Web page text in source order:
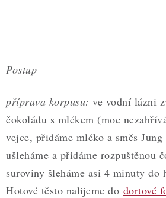
Postup
příprava korpusu: ve vodní lázni
čokoládu s mlékem (moc
vejce, přidáme mléko a směs
ušleháme a přidáme rozpuštěnou
suroviny šleháme asi 4 minuty do
Hotové těsto nalijeme do dortové